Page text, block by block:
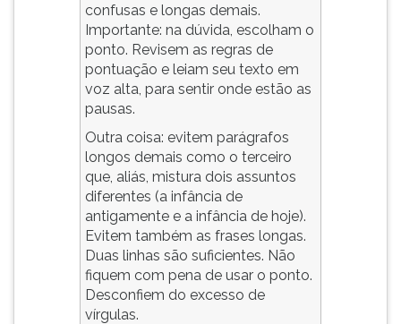
confusas e longas demais.
Importante: na dúvida, escolham o
ponto. Revisem as regras de
pontuação e leiam seu texto em
voz alta, para sentir onde estão as
pausas.
Outra coisa: evitem parágrafos
longos demais como o terceiro
que, aliás, mistura dois assuntos
diferentes (a infância de
antigamente e a infância de hoje).
Evitem também as frases longas.
Duas linhas são suficientes. Não
fiquem com pena de usar o ponto.
Desconfiem do excesso de
vírgulas.